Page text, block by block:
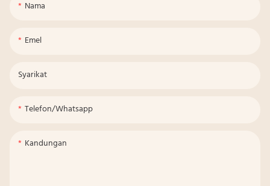
Nama
Emel
Syarikat
Telefon/whatsapp
Kandungan